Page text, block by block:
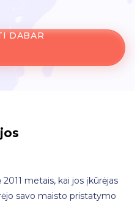
DABAR
metais, kai jos įkūrėjas
savo maisto pristatymo